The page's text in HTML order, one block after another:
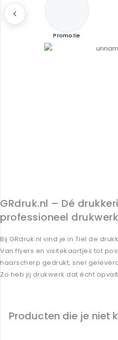
Promotie
GRdruk.nl – Dé
professioneel drukwerk
Bij GRdruk.nl vind je in Tiel de
Van flyers en visitekaartjes tot
haarscherp gedrukt, snel
Zo heb jij drukwerk dat écht
Producten die je niet